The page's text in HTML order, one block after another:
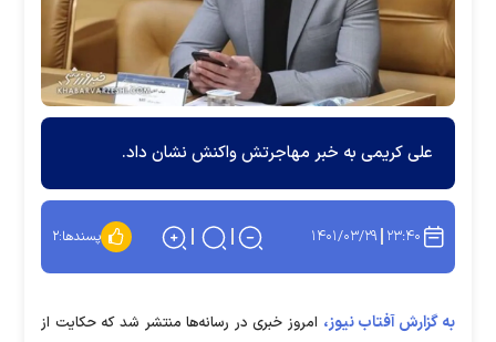
علی کریمی به خبر مهاجرتش واکنش نشان داد.
۲۳:۴۰ ۱۴۰۱/۰۳/۲۹ پسندها:۲
به گزارش آفتاب نیوز، امروز خبری در رسانه‌ها منتشر شد که حکایت از